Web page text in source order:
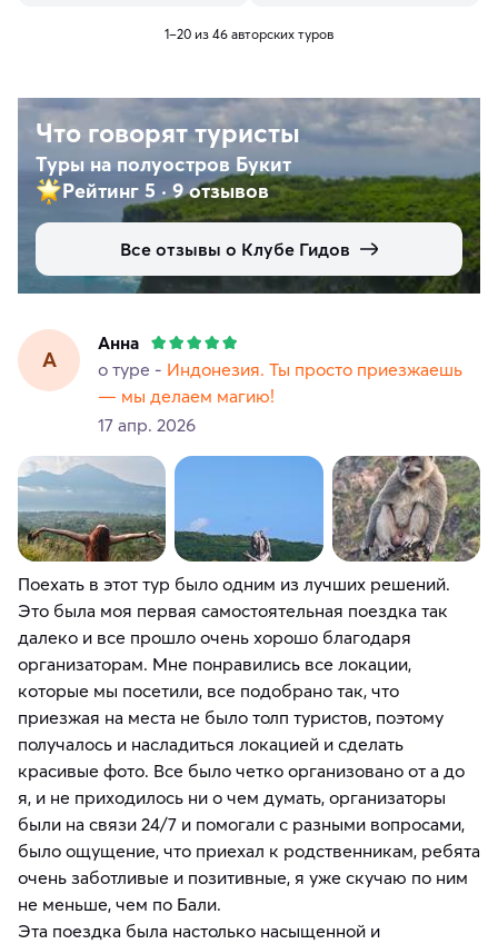
1–20 из 46 авторских туров
Что говорят туристы
Туры на полуостров Букит
Рейтинг 5 ·9 отзывов
Все отзывы о Клубе Гидов
А
Анна
о туре - Индонезия. Ты просто приезжаешь
— мы делаем магию!
17 апр. 2026
Поехать в этот тур было одним из лучших решений.
Это была моя первая самостоятельная поездка так
далеко и все прошло очень хорошо благодаря
организаторам. Мне понравились все локации,
которые мы посетили, все подобрано так, что
приезжая на места не было толп туристов, поэтому
получалось и насладиться локацией и сделать
красивые фото. Все было четко организовано от а до
я, и не приходилось ни о чем думать, организаторы
были на связи 24/7 и помогали с разными вопросами,
было ощущение, что приехал к родственникам, ребята
очень заботливые и позитивные, я уже скучаю по ним
не меньше, чем по Бали.
Эта поездка была настолько насыщенной и